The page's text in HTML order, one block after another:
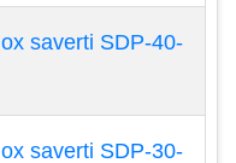
saverti SDP-40-
saverti SDP-30-